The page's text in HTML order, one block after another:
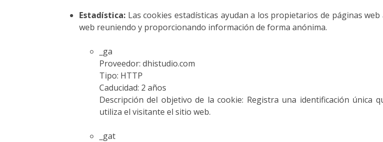
Estadística: Las cookies estadísticas ayudan a los propietarios de páginas
web reuniendo y proporcionando información de forma anónima.
_ga
Proveedor: dhistudio.com
Tipo: HTTP
Caducidad: 2 años
Descripción del objetivo de la cookie: Registra una identificación única
utiliza el visitante el sitio web.
_gat